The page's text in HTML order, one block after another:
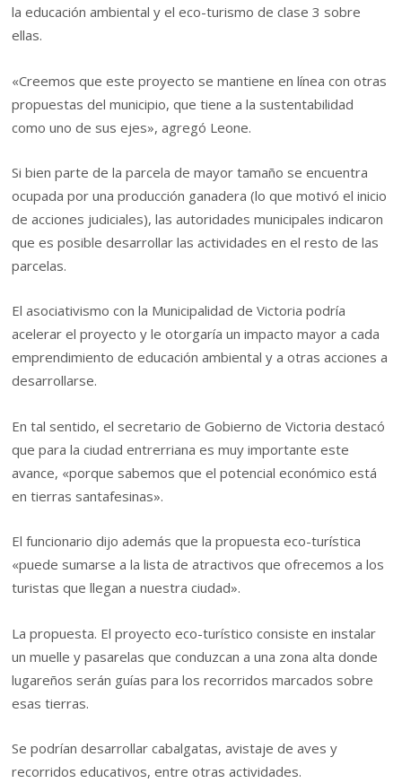
la educación ambiental y el eco-turismo de clase 3 sobre
ellas.
«Creemos que este proyecto se mantiene en línea con otras
propuestas del municipio, que tiene a la sustentabilidad
como uno de sus ejes», agregó Leone.
Si bien parte de la parcela de mayor tamaño se encuentra
ocupada por una producción ganadera (lo que motivó el inicio
de acciones judiciales), las autoridades municipales indicaron
que es posible desarrollar las actividades en el resto de las
parcelas.
El asociativismo con la Municipalidad de Victoria podría
acelerar el proyecto y le otorgaría un impacto mayor a cada
emprendimiento de educación ambiental y a otras acciones a
desarrollarse.
En tal sentido, el secretario de Gobierno de Victoria destacó
que para la ciudad entrerriana es muy importante este
avance, «porque sabemos que el potencial económico está
en tierras santafesinas».
El funcionario dijo además que la propuesta eco-turística
«puede sumarse a la lista de atractivos que ofrecemos a los
turistas que llegan a nuestra ciudad».
La propuesta. El proyecto eco-turístico consiste en instalar
un muelle y pasarelas que conduzcan a una zona alta donde
lugareños serán guías para los recorridos marcados sobre
esas tierras.
Se podrían desarrollar cabalgatas, avistaje de aves y
recorridos educativos, entre otras actividades.